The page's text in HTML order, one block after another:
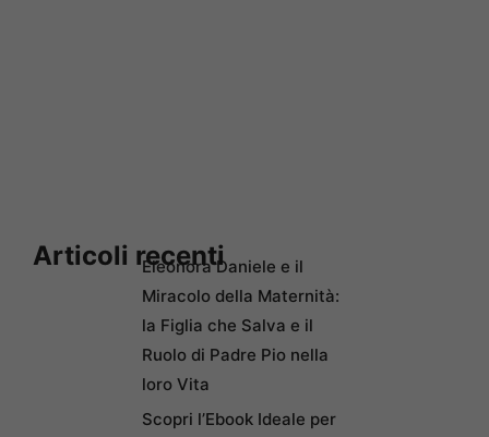
Articoli recentiEleonora Daniele e il
Miracolo della Maternità:
la Figlia che Salva e il
Ruolo di Padre Pio nella
loro Vita
Scopri l’Ebook Ideale per